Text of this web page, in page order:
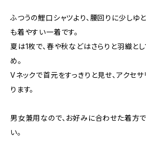
ふつうの鯉口シャツより、腰回りに少しゆ
も着やすい一着です。
夏は1枚で、春や秋などはさらりと羽織と
め。
Vネックで首元をすっきりと見せ、アクセ
ります。
男女兼用なので、お好みに合わせた着方
い。